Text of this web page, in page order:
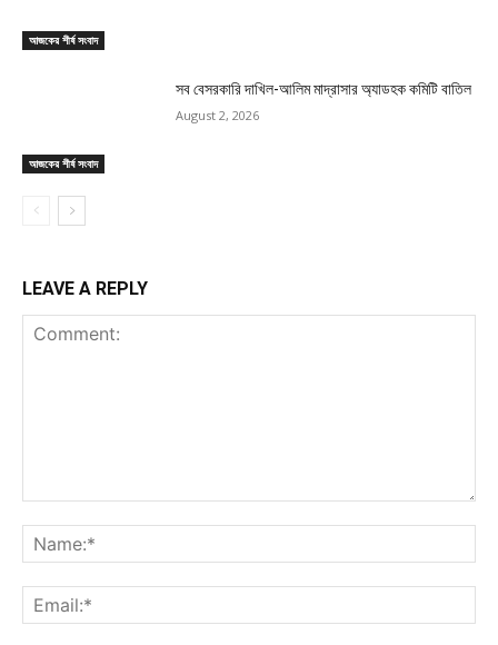
আজকের শীর্ষ সংবাদ
আজকের শীর্ষ সংবাদ
সব বেসরকারি দাখিল-আলিম মাদ্রাসার অ্যাডহক কমিটি বাতিল
August 2, 2026
LEAVE A REPLY